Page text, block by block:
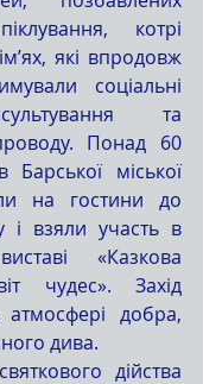
котрі
які впродовж
соціальні
та
Понад 60
міської
на гостини до
і взяли участь в
«Казкова
чудес». Захід
добра,
дива.